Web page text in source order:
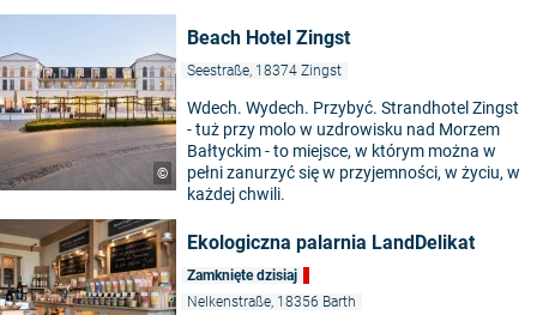
©
Beach Hotel Zingst
Seestraße, 18374 Zingst
Wdech. Wydech. Przybyć. Strandhotel Zingst
- tuż przy molo w uzdrowisku nad Morzem
Bałtyckim - to miejsce, w którym można w
pełni zanurzyć się w przyjemności, w życiu, w
każdej chwili.
Ekologiczna palarnia LandDelikat
Zamknięte dzisiaj
Nelkenstraße, 18356 Barth